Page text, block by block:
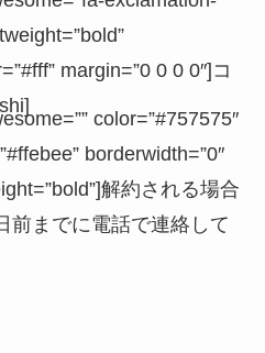
margin=”0 0 0 0″]コ
color=”#757575″
borderwidth=”0″
解約される場合
前までに電話で連絡して